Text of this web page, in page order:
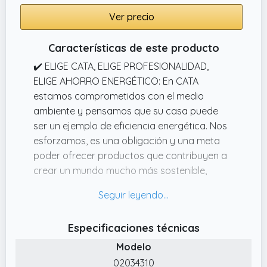
325 m³/h en su nivel máximo y un nivel sonoro
de 54 dB(A). Además, esta campana está
equipada con dos potentes motores, que
consumen un máximo de energía de 2x65W,
garantizando un entorno eficiente.
Ver precio
Características de este producto
✔️ ELIGE CATA, ELIGE PROFESIONALIDAD,
ELIGE AHORRO ENERGÉTICO: En CATA
estamos comprometidos con el medio
ambiente y pensamos que su casa puede
ser un ejemplo de eficiencia energética. Nos
esforzamos, es una obligación y una meta
poder ofrecer productos que contribuyen a
crear un mundo mucho más sostenible,
✔️ CAMPANA EFICIENTE CON 3 NIVELES DE
con 3 niveles de extracción y un panel de
control deslizante que permite un manejo
intuitivo y cómodo, facilitando el ajuste de la
Especificaciones técnicas
Modelo
02034310